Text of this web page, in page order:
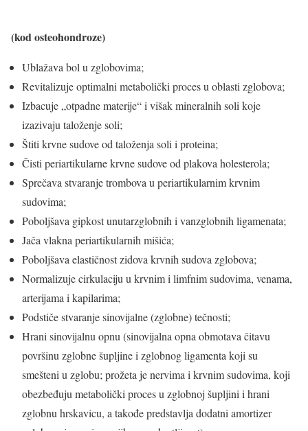
(kod osteohondroze)
Ublažava bol u zglobovima;
Revitalizuje optimalni metabolički proces u oblasti zglobova;
Izbacuje „otpadne materije“ i višak mineralnih soli koje
izazivaju taloženje soli;
Štiti krvne sudove od taloženja soli i proteina;
Čisti periartikularne krvne sudove od plakova holesterola;
Sprečava stvaranje trombova u periartikularnim krvnim
sudovima;
Poboljšava gipkost unutarzglobnih i vanzglobnih ligamenata;
Jača vlakna periartikularnih mišića;
Poboljšava elastičnost zidova krvnih sudova zglobova;
Normalizuje cirkulaciju u krvnim i limfnim sudovima, venama,
arterijama i kapilarima;
Podstiče stvaranje sinovijalne (zglobne) tečnosti;
Hrani sinovijalnu opnu (sinovijalna opna obmotava čitavu
površinu zglobne šupljine i zglobnog ligamenta koji su
smešteni u zglobu; prožeta je nervima i krvnim sudovima, koji
obezbeđuju metabolički proces u zglobnoj šupljini i hrani
zglobnu hrskavicu, a takođe predstavlja dodatni amortizer